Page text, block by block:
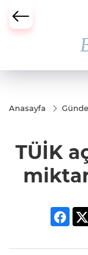
Büyükşehir
Anasayfa
TÜİK